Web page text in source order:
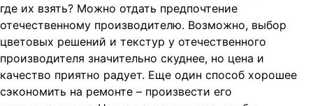
где их взять? Можно отдать предпочтение
отечественному производителю. Возможно, выбор
цветовых решений и текстур у отечественного
производителя значительно скуднее, но цена и
качество приятно радует. Еще один способ хорошее
сэкономить на ремонте – произвести его